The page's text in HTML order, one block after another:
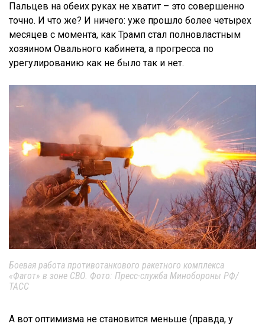
Пальцев на обеих руках не хватит – это совершенно
точно. И что же? И ничего: уже прошло более четырех
месяцев с момента, как Трамп стал полновластным
хозяином Овального кабинета, а прогресса по
урегулированию как не было так и нет.
Боевая работа противотанкового ракетного комплекса
«Фагот» в зоне СВО. Фото: Пресс-служба Минобороны РФ/
ТАСС
А вот оптимизма не становится меньше (правда, у